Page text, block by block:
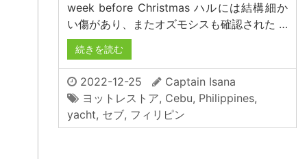
week before Christmas ハルには結構細か
い傷があり、またオズモシスも確認された …
続きを読む
2022-12-25
Captain Isana
ヨットレストア, Cebu, Philippines,
yacht, セブ, フィリピン